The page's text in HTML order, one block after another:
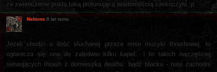
że zwieńczenie posta taką piorunującą wiadomością zaskoczyło ;p
Nebiros 8 lat temu
Jeżeli chodzi o ilość sluchanej przeze mnie muzyki thrashowej, to
ogranicza się ona do zaledwie kilku kapel.. i to takich najczęściej
serwujących thrash z domieszką deathu, bądź blacku - nasi zachodni